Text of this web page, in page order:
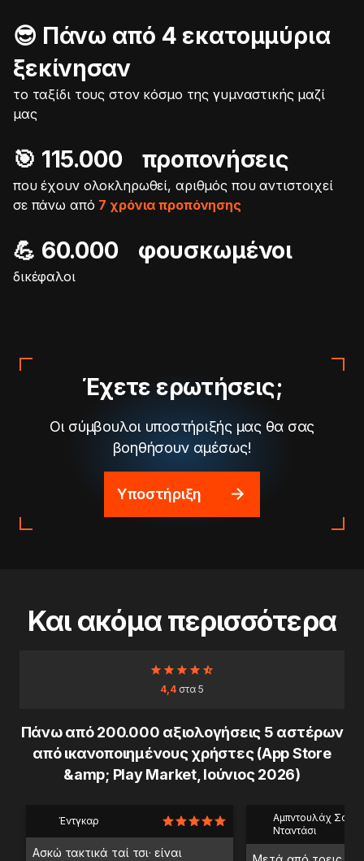
😎 Πάνω από 4 εκατομμύρια
ξεκίνησαν
το ταξίδι τους στον κόσμο της γυμναστικής μαζί
μας
🎯️ 115.000 προπονήσεις
που έχουν ολοκληρωθεί, αριθμός που αντιστοιχεί
σε πάνω από 7 χρόνια προπόνησης
💪 60.000 φουσκωμένοι
δικέφαλοι
Έχετε ερωτήσεις;
Οι σύμβουλοι υποστήριξής μας θα σας
βοηθήσουν αμέσως!
Υποστήριξη
Και ακόμα περισσότερα
4,4στα 5
Πάνω από 200.000 αξιολογήσεις 5 αστέρων
από ικανοποιημένους χρήστες (App Store
&amp; Play Market, Ιούνιος 2026)
Έντγκαρ
Ασκώ τακτικά ταί τσι· είναι
Αμπντουλάχ
Νταντάσι